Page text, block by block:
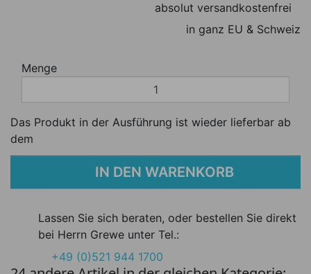
absolut versandkostenfrei
in ganz EU & Schweiz
Menge
Das Produkt in der Ausführung ist wieder lieferbar ab
dem
IN DEN WARENKORB
Lassen Sie sich beraten, oder bestellen Sie direkt
bei Herrn Grewe unter Tel.:
+49 (0)521 944 1700